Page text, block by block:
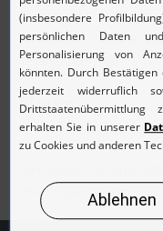
Hier finden Sie eine
Veranstaltungen
News
Veranstaltungen